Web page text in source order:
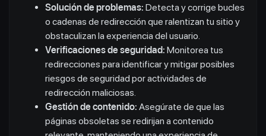
Solución de problemas: Detecta y corrige bucles
o cadenas de redirección que ralentizan tu sitio y
obstaculizan la experiencia del usuario.
Verificaciones de seguridad: Monitorea tus
redirecciones para identificar y mitigar posibles
riesgos de seguridad por actividades de
redirección maliciosas.
Gestión de contenido: Asegúrate de que las
páginas obsoletas se redirijan a contenido